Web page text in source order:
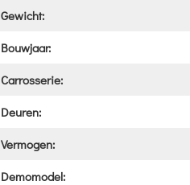
Gewicht:
Bouwjaar:
Carrosserie:
Deuren:
Vermogen:
Demomodel: